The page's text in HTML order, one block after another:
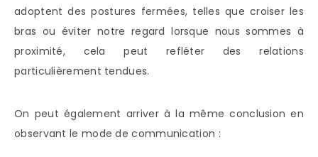
adoptent des postures fermées, telles que croiser les
bras ou éviter notre regard lorsque nous sommes à
proximité, cela peut refléter des relations
particulièrement tendues.
On peut également arriver à la même conclusion en
observant le mode de communication :